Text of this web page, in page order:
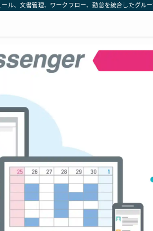
ル、文書管理、ワークフロー、勤怠を統合したグル